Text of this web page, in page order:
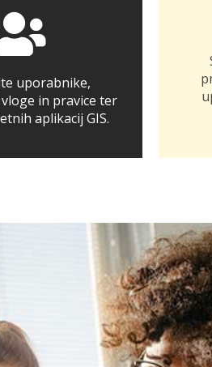
uporabnike,
in pravice ter
aplikacij GIS.